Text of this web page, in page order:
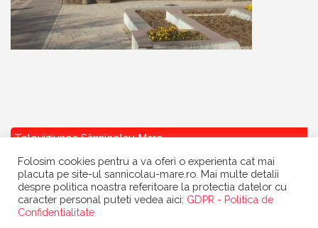
Televiziunea Sânnicolau Mare
Folosim cookies pentru a va oferi o experienta cat mai
placuta pe site-ul sannicolau-mare.ro. Mai multe detalii
despre politica noastra referitoare la protectia datelor cu
caracter personal puteti vedea aici: GDPR - Politica de
Confidentialitate